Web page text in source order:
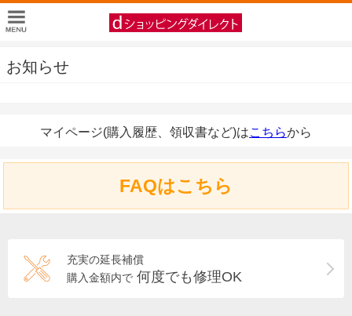
お知らせ
マイページ(購入履歴、領収書など)はこちらから
FAQはこちら
充実の延長補償
購入金額内で 何度でも修理OK